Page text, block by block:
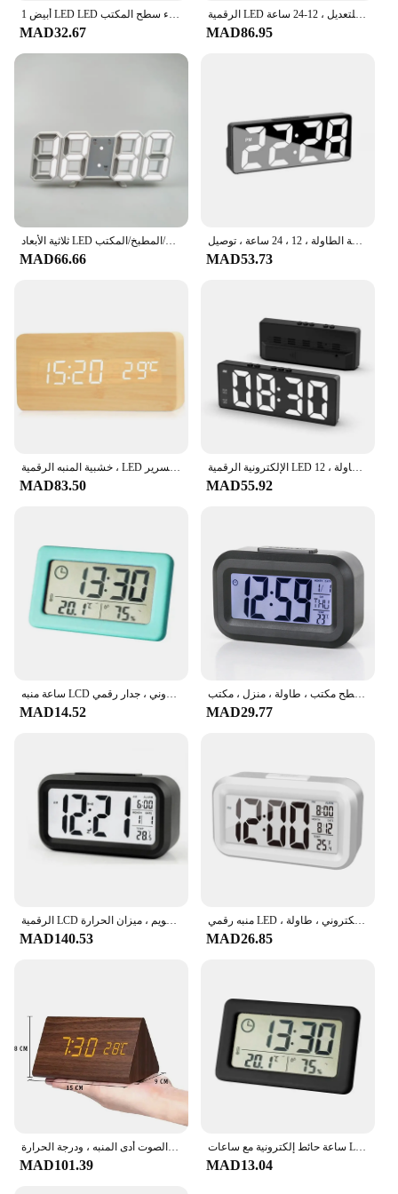
1 أبيض LED LED ساعة الغفوة عرض الليل ضوء سطح المكتب USB إنذار
MAD32.67
الرقمية LED المنبه لغرفة النوم ، ساعة سطح المكتب الإلكترونية مع عرض درجة الحرارة ، سطوع قابل للتعديل ، 12-24 ساعة
MAD86.95
ثلاثية الأبعاد LED المنبه الرقمية ساعة الحائط ، مكتب المنبه ، الوقت/التاريخ/درجة الحرارة للمنزل/المطبخ/المكتب
MAD66.66
التحكم الصوتي ساعة منبه رقمية ، درجة الحرارة ، التاريخ ، الغفوة ، الوضع الليلي ، ساعة الطاولة ، 12 ، 24 ساعة ، توصيل USB ، يعمل دائمًا ، LED ، 2
MAD53.73
MAD83.50 MAD55.92
MAD14.52 MAD29.77
MAD140.53 MAD26.85
MAD101.39
ساعة حائط إلكترونية مع ساعات LED للرطوبة ، ساعة طاولة ، مكتب درجة حرارة صغير ورقمي ، منبه محمول ، ديكور منزلي ، ديكور حديقة
MAD13.04